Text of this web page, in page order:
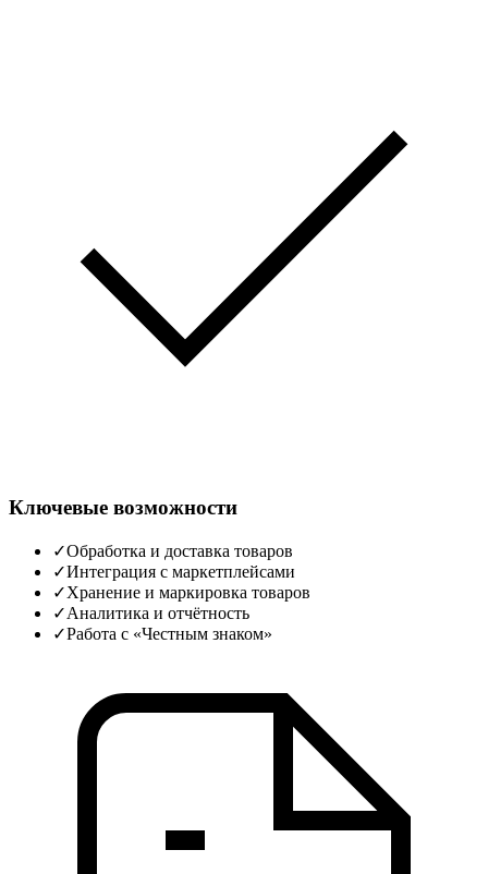
Ключевые возможности
✓Обработка и доставка товаров
✓Интеграция с маркетплейсами
✓Хранение и маркировка товаров
✓Аналитика и отчётность
✓Работа с «Честным знаком»